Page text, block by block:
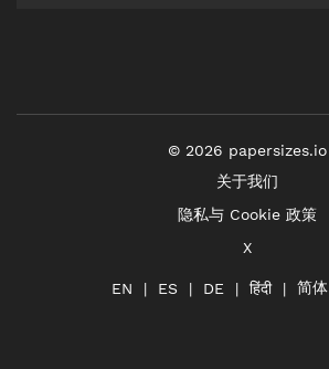
© 2026 papersizes.io
关于我们
隐私与 Cookie 政策
X
EN ES DE हिंदी 简体